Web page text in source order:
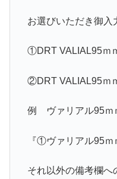
お選びいただき御入
①DRT VALIAL95ｍ
②DRT VALIAL95ｍ
例 ヴァリアル95ｍ
『①ヴァリアル95ｍ
それ以外の備考欄へ